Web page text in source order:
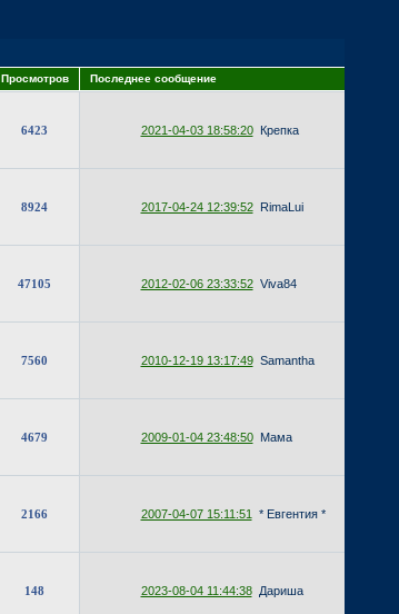
Просмотров Последнее сообщение
6423 2021-04-03 18:58:20 Крепка
8924 2017-04-24 12:39:52 RimaLui
47105 2012-02-06 23:33:52 Viva84
7560 2010-12-19 13:17:49 Samantha
4679 2009-01-04 23:48:50 Мама
2166 2007-04-07 15:11:51 * Евгентия *
148 2023-08-04 11:44:38 Дариша